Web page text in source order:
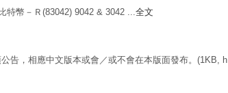
特幣－Ｒ(83042) 9042 & 3042 ...全文
告，相應中文版本或會／或不會在本版面發布。(1KB, h